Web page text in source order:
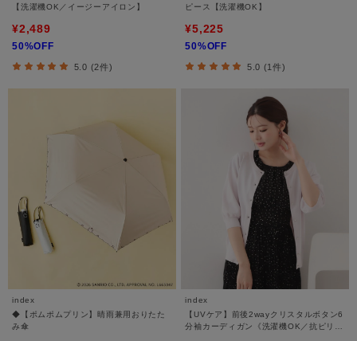
【洗濯機OK／イージーアイロン】
¥2,489
50%OFF
5.0 (2件)
ピース【洗濯機OK】
¥5,225
50%OFF
5.0 (1件)
index
◆【ポムポムプリン】晴雨兼用おりたた
み傘
index
【UVケア】前後2wayクリスタルボタン6
分袖カーディガン《洗濯機OK／抗ピリン